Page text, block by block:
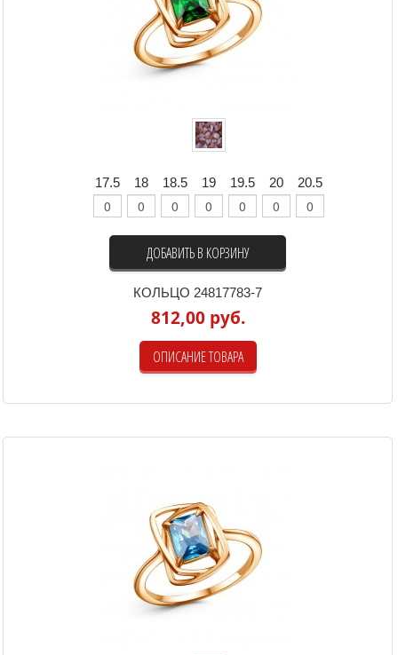
17.5 18 18.5 19 19.5 20 20.5
ДОБАВИТЬ В КОРЗИНУ
КОЛЬЦО 24817783-7
812,00 руб.
ОПИСАНИЕ ТОВАРА